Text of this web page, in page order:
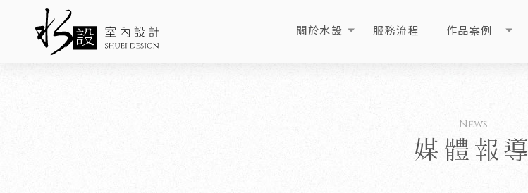
關於水設 服務流程 作品案例
媒體報導